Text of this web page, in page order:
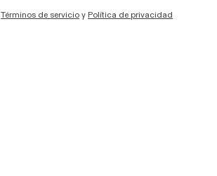
Términos de servicio y Política de privacidad